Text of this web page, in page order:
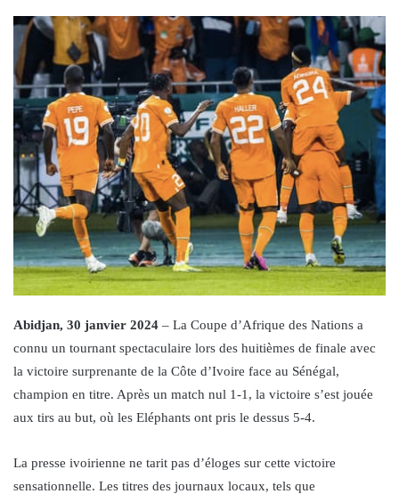
Abidjan, 30 janvier 2024 – La Coupe d’Afrique des Nations a
connu un tournant spectaculaire lors des huitièmes de finale avec
la victoire surprenante de la Côte d’Ivoire face au Sénégal,
champion en titre. Après un match nul 1-1, la victoire s’est jouée
aux tirs au but, où les Eléphants ont pris le dessus 5-4.
La presse ivoirienne ne tarit pas d’éloges sur cette victoire
sensationnelle. Les titres des journaux locaux, tels que